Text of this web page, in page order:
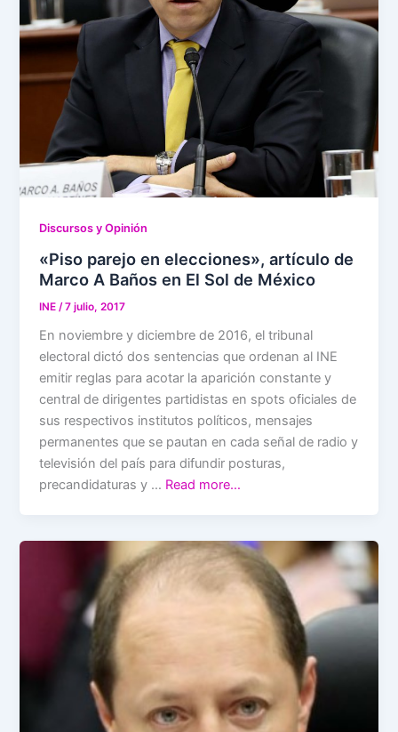
Discursos y Opinión
«Piso parejo en elecciones», artículo de
Marco A Baños en El Sol de México
INE /7 julio, 2017
En noviembre y diciembre de 2016, el tribunal
electoral dictó dos sentencias que ordenan al INE
emitir reglas para acotar la aparición constante y
central de dirigentes partidistas en spots oficiales de
sus respectivos institutos políticos, mensajes
permanentes que se pautan en cada señal de radio y
televisión del país para difundir posturas,
precandidaturas y … Read more…